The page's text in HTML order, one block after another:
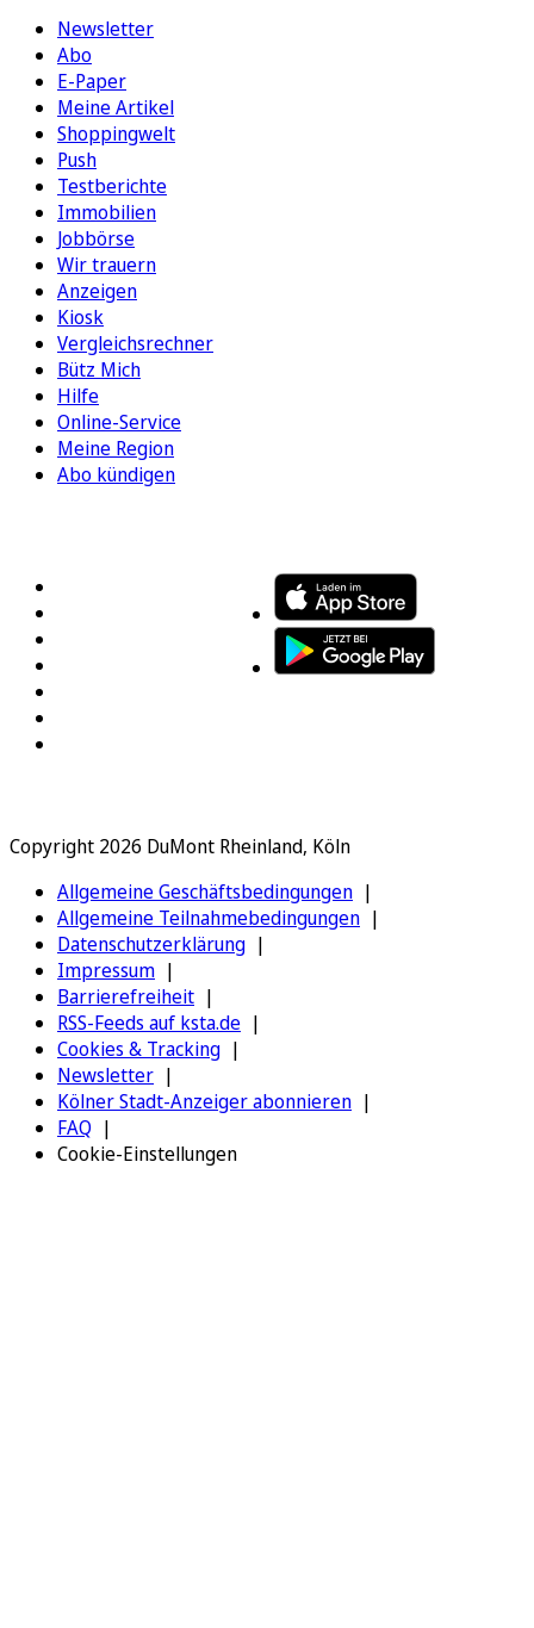
Newsletter
Abo
E-Paper
Meine Artikel
Shoppingwelt
Push
Testberichte
Immobilien
Jobbörse
Wir trauern
Anzeigen
Kiosk
Vergleichsrechner
Bütz Mich
Hilfe
Online-Service
Meine Region
Abo kündigen
Copyright 2026 DuMont Rheinland, Köln
Allgemeine Geschäftsbedingungen
Allgemeine Teilnahmebedingungen
Datenschutzerklärung
Impressum
Barrierefreiheit
RSS-Feeds auf ksta.de
Cookies & Tracking
Newsletter
Kölner Stadt-Anzeiger abonnieren
FAQ
Cookie-Einstellungen